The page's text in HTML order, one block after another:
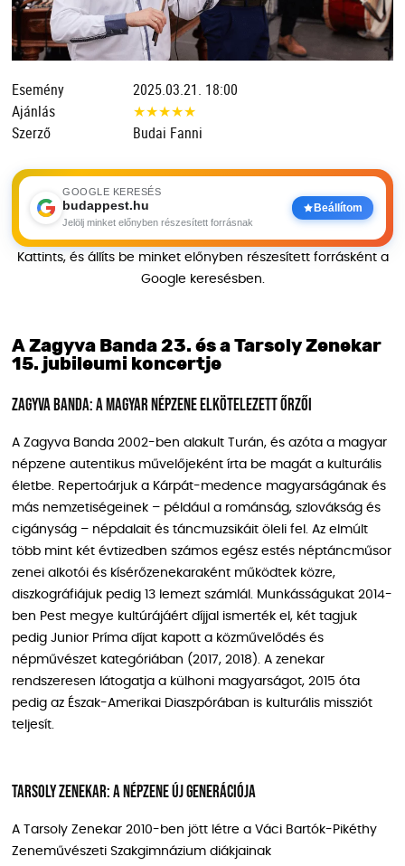
Esemény
2025.03.21. 18:00
Ajánlás
★★★★★
Szerző
Budai Fanni
GOOGLE KERESÉS
budappest.hu
Jelölj minket előnyben részesített forrásnak
Beállítom
Kattints, és állíts be minket előnyben részesített forrásként a
Google keresésben.
A Zagyva Banda 23. és a Tarsoly Zenekar
15. jubileumi koncertje
Zagyva Banda: A magyar népzene elkötelezett őrzői
A Zagyva Banda 2002-ben alakult Turán, és azóta a magyar
népzene autentikus művelőjeként írta be magát a kulturális
életbe. Repertoárjuk a Kárpát-medence magyarságának és
más nemzetiségeinek – például a románság, szlovákság és
cigányság – népdalait és táncmuzsikáit öleli fel. Az elmúlt
több mint két évtizedben számos egész estés néptáncműsor
zenei alkotói és kísérőzenekaraként működtek közre,
diszkográfiájuk pedig 13 lemezt számlál. Munkásságukat 2014-
ben Pest megye kultúrájáért díjjal ismerték el, két tagjuk
pedig Junior Príma díjat kapott a közművelődés és
népművészet kategóriában (2017, 2018). A zenekar
rendszeresen látogatja a külhoni magyarságot, 2015 óta
pedig az Észak-Amerikai Diaszpórában is kulturális missziót
teljesít.
Tarsoly Zenekar: A népzene új generációja
A Tarsoly Zenekar 2010-ben jött létre a Váci Bartók-Pikéthy
Zeneművészeti Szakgimnázium diákjainak